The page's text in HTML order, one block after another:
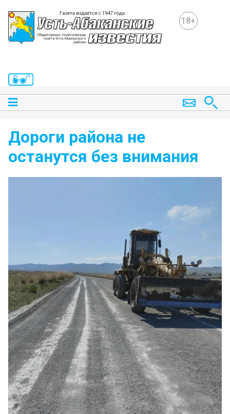
18+
Дороги района не
останутся без внимания